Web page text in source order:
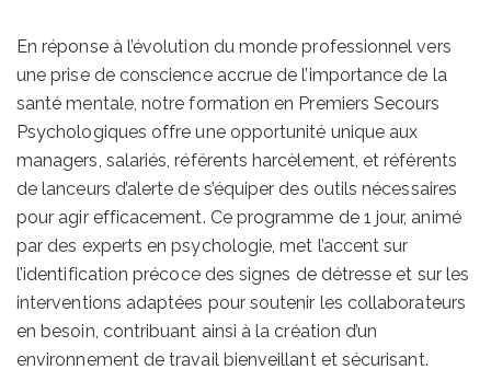
En réponse à l’évolution du monde professionnel vers
une prise de conscience accrue de l’importance de la
santé mentale, notre formation en Premiers Secours
Psychologiques offre une opportunité unique aux
managers, salariés, référents harcèlement, et référents
de lanceurs d’alerte de s’équiper des outils nécessaires
pour agir efficacement. Ce programme de 1 jour, animé
par des experts en psychologie, met l’accent sur
l’identification précoce des signes de détresse et sur les
interventions adaptées pour soutenir les collaborateurs
en besoin, contribuant ainsi à la création d’un
environnement de travail bienveillant et sécurisant.